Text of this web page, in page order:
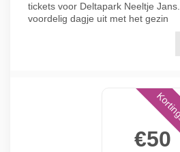
tickets voor Deltapark Neeltje
voordelig dagje uit met het gezin
€50